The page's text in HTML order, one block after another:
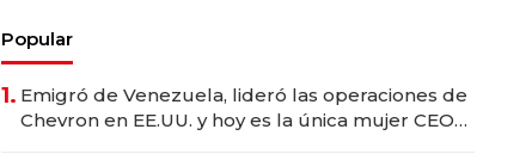
Popular
1. Emigró de Venezuela, lideró las operaciones de
Chevron en EE.UU. y hoy es la única mujer CEO